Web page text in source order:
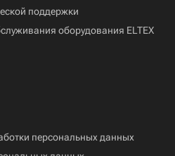
поддержки
оборудования ELTEX
персональных данных